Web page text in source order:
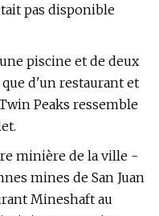
pas disponible
piscine et de deux
d'un restaurant et
Peaks ressemble
minière de la ville -
mines de San Juan
Mineshaft au